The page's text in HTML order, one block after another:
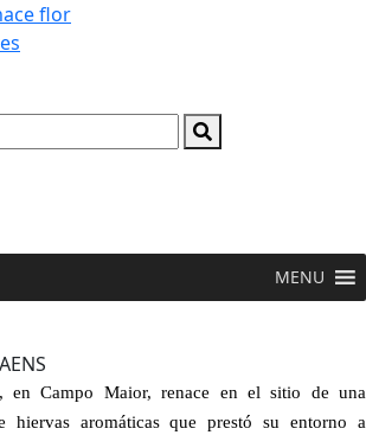
MENU
en Campo Maior, renace en el sitio de una
hiervas aromáticas que prestó su entorno a